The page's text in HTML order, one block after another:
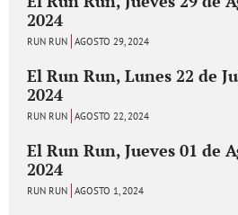
2024
RUN RUN AGOSTO 29, 2024
El Run Run, Lunes 22 de
2024
RUN RUN AGOSTO 22, 2024
El Run Run, Jueves 01 de
2024
RUN RUN AGOSTO 1, 2024